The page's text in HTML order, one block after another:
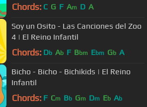
Chords: C G F Am D A
Soy un Osito - Las Canciones del Zoo
4 | El Reino Infantil
Chords: Db Ab F Bbm Ebm Gb A
Bicho - Bicho - Bichikids | El Reino
Infantil
Chords: F Cm Bb Gm Dm Eb Ab